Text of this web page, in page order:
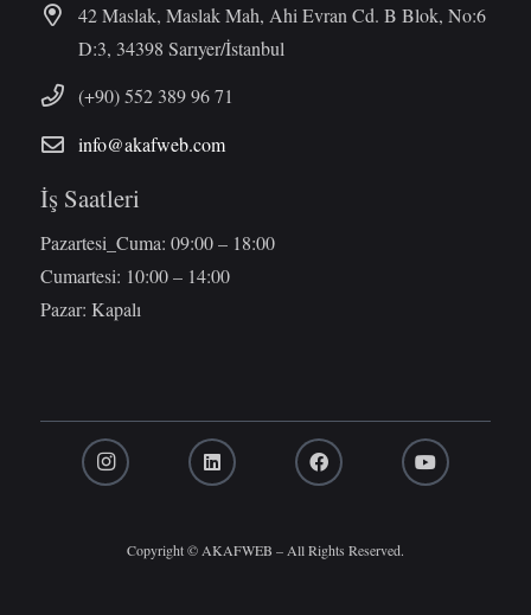
42 Maslak, Maslak Mah, Ahi Evran Cd. B Blok, No:6
D:3, 34398 Sarıyer/İstanbul
(+90) 552 389 96 71
info@akafweb.com
İş Saatleri
Pazartesi_Cuma: 09:00 – 18:00
Cumartesi: 10:00 – 14:00
Pazar: Kapalı
Copyright © AKAFWEB – All Rights Reserved.